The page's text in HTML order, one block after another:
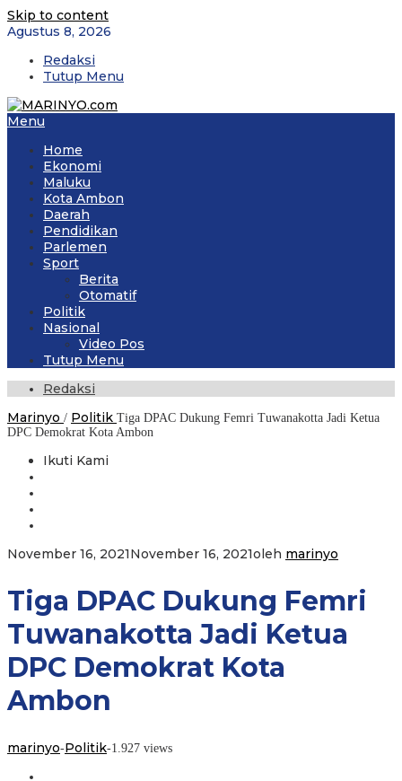
Skip to content
Agustus 8, 2026
Redaksi
Tutup Menu
Menu
Home
Ekonomi
Maluku
Kota Ambon
Daerah
Pendidikan
Parlemen
Sport
Berita
Otomatif
Politik
Nasional
Video Pos
Tutup Menu
Redaksi
Marinyo / Politik Tiga DPAC Dukung Femri Tuwanakotta Jadi Ketua
DPC Demokrat Kota Ambon
Ikuti Kami
November 16, 2021November 16, 2021oleh marinyo
Tiga DPAC Dukung Femri
Tuwanakotta Jadi Ketua
DPC Demokrat Kota
Ambon
marinyo-Politik-1.927 views